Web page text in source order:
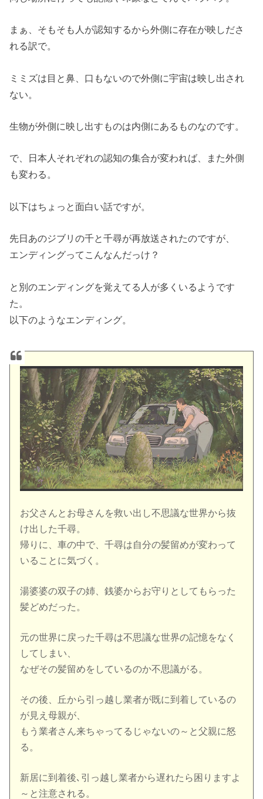
まぁ、そもそも人が認知するから外側に存在が映しださ
れる訳で。
ミミズは目と鼻、口もないので外側に宇宙は映し出され
ない。
生物が外側に映し出すものは内側にあるものなのです。
で、日本人それぞれの認知の集合が変われば、また外側
も変わる。
以下はちょっと面白い話ですが。
先日あのジブリの千と千尋が再放送されたのですが、
エンディングってこんなんだっけ？
と別のエンディングを覚えてる人が多くいるようです
た。
以下のようなエンディング。
お父さんとお母さんを救い出し不思議な世界から抜
け出した千尋。
帰りに、車の中で、千尋は自分の髪留めが変わって
いることに気づく。
湯婆婆の双子の姉、銭婆からお守りとしてもらった
髪どめだった。
元の世界に戻った千尋は不思議な世界の記憶をなく
してしまい、
なぜその髪留めをしているのか不思議がる。
その後、丘から引っ越し業者が既に到着しているの
が見え母親が、
もう業者さん来ちゃってるじゃないの～と父親に怒
る。
新居に到着後､引っ越し業者から遅れたら困りますよ
～と注意される。